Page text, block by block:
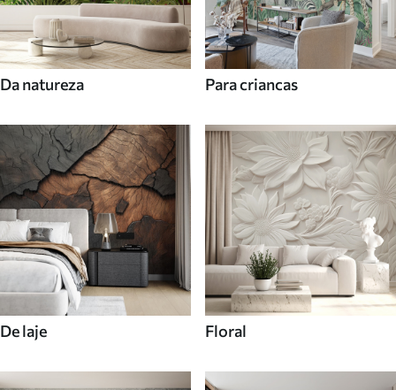
Da natureza Para criancas
De laje Floral